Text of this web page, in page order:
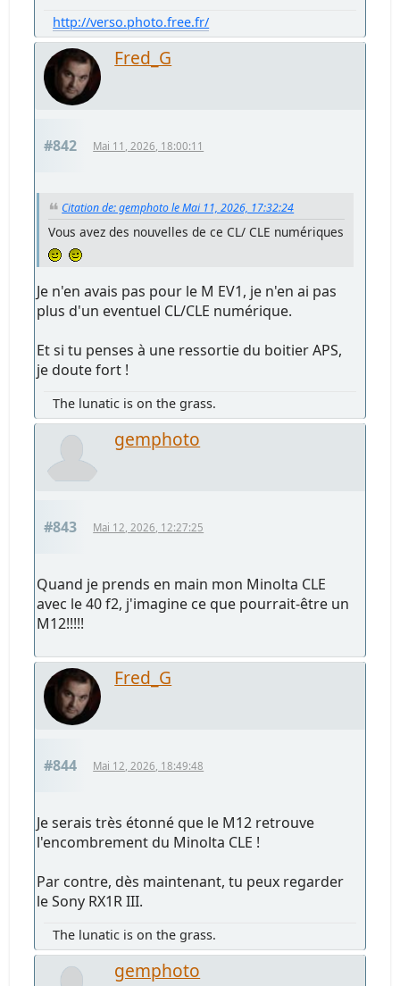
http://verso.photo.free.fr/
Fred_G
#842 Mai 11, 2026, 18:00:11
Citation de: gemphoto le Mai 11, 2026, 17:32:24
Vous avez des nouvelles de ce CL/ CLE numériques
Je n'en avais pas pour le M EV1, je n'en ai pas
plus d'un eventuel CL/CLE numérique.
Et si tu penses à une ressortie du boitier APS,
je doute fort !
The lunatic is on the grass.
gemphoto
#843 Mai 12, 2026, 12:27:25
Quand je prends en main mon Minolta CLE
avec le 40 f2, j'imagine ce que pourrait-être un
M12!!!!!
Fred_G
#844 Mai 12, 2026, 18:49:48
Je serais très étonné que le M12 retrouve
l'encombrement du Minolta CLE !
Par contre, dès maintenant, tu peux regarder
le Sony RX1R III.
The lunatic is on the grass.
gemphoto